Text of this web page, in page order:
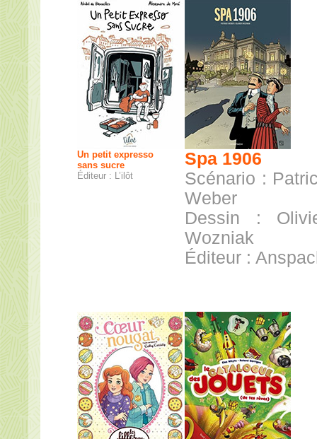
Un petit expresso
sans sucre
Éditeur : L’ilôt
Spa 1906
Scénario :
Weber
Dessin :
Wozniak
Éditeur :